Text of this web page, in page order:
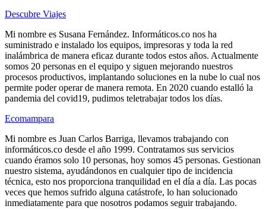
Descubre Viajes
Mi nombre es Susana Fernández. Informáticos.co nos ha
suministrado e instalado los equipos, impresoras y toda la red
inalámbrica de manera eficaz durante todos estos años. Actualmente
somos 20 personas en el equipo y siguen mejorando nuestros
procesos productivos, implantando soluciones en la nube lo cual nos
permite poder operar de manera remota. En 2020 cuando estalló la
pandemia del covid19, pudimos teletrabajar todos los días.
Ecomampara
Mi nombre es Juan Carlos Barriga, llevamos trabajando con
informáticos.co desde el año 1999. Contratamos sus servicios
cuando éramos solo 10 personas, hoy somos 45 personas. Gestionan
nuestro sistema, ayudándonos en cualquier tipo de incidencia
técnica, esto nos proporciona tranquilidad en el día a día. Las pocas
veces que hemos sufrido alguna catástrofe, lo han solucionado
inmediatamente para que nosotros podamos seguir trabajando.